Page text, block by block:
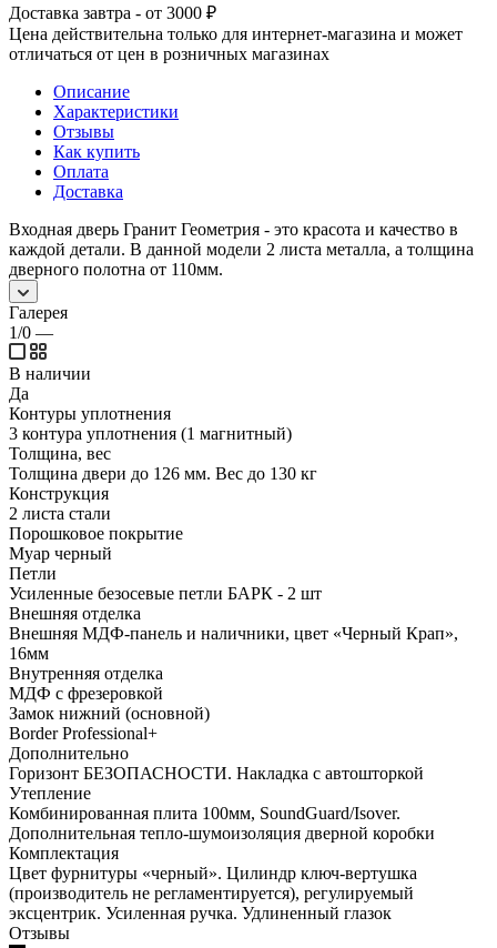
Доставка завтра - от 3000 ₽
Цена действительна только для интернет-магазина и может
отличаться от цен в розничных магазинах
Описание
Характеристики
Отзывы
Как купить
Оплата
Доставка
Входная дверь Гранит Геометрия - это красота и качество в
каждой детали. В данной модели 2 листа металла, а толщина
дверного полотна от 110мм.
Галерея
1/0 —
В наличии
Да
Контуры уплотнения
3 контура уплотнения (1 магнитный)
Толщина, вес
Толщина двери до 126 мм. Вес до 130 кг
Конструкция
2 листа стали
Порошковое покрытие
Муар черный
Петли
Усиленные безосевые петли БАРК - 2 шт
Внешняя отделка
Внешняя МДФ-панель и наличники, цвет «Черный Крап»,
16мм
Внутренняя отделка
МДФ с фрезеровкой
Замок нижний (основной)
Border Professional+
Дополнительно
Горизонт БЕЗОПАСНОСТИ. Накладка с автошторкой
Утепление
Комбинированная плита 100мм, SoundGuard/Isover.
Дополнительная тепло-шумоизоляция дверной коробки
Комплектация
Цвет фурнитуры «черный». Цилиндр ключ-вертушка
(производитель не регламентируется), регулируемый
эксцентрик. Усиленная ручка. Удлиненный глазок
Отзывы